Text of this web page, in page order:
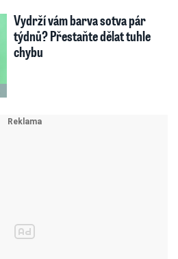
Vydrží vám barva sotva pár
týdnů? Přestaňte dělat tuhle
chybu